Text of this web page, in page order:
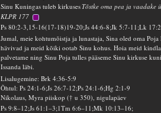
Sinu Kuningas tuleb kirkusesTõstke oma pea ja vaadake
KLPR 177
Ps 80:2-3,15-16(17-18)19-20;Js 44:6-8;Jk 5:7-11;Lk
Jumal, meie kohtumõistja ja lunastaja, Sina oled oma
hävivad ja meid kõiki ootab Sinu kohus. Hoia meid
palvetame ning Sinu Poja tulles pääseme Sinu kirkuse
Issanda läbi.
Lisalugemine: Brk 4:36-5:9
Õhtul: Ps 24:1-6;Js 26:7-12;Ps 24:1-6;Hg 2:1-9
Nikolaus, Myra piiskop († u 350), nigulapäev
Ps 9:8–12;Js 61:1–3;1Tm 6:6–11;Mk 10:13–16;